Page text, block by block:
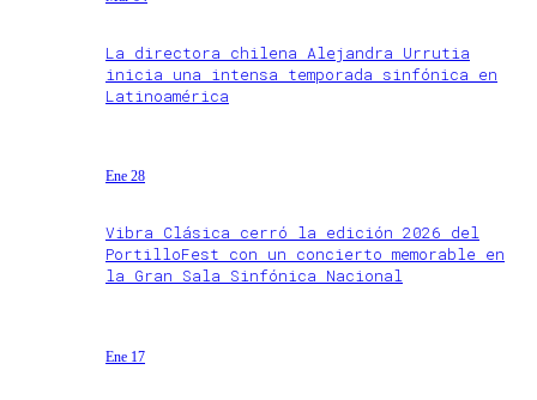
La directora chilena Alejandra Urrutia
inicia una intensa temporada sinfónica en
Latinoamérica
Ene 28
Vibra Clásica cerró la edición 2026 del
PortilloFest con un concierto memorable en
la Gran Sala Sinfónica Nacional
Ene 17